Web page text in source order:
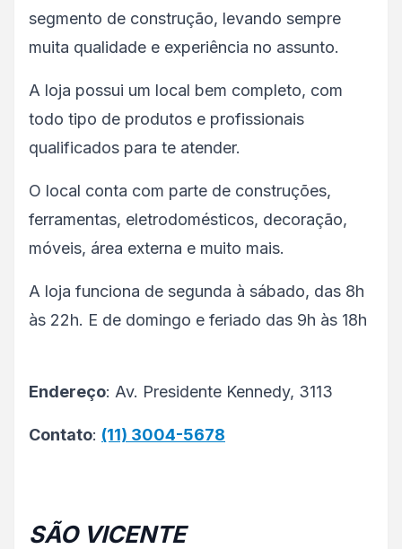
segmento de construção, levando sempre
muita qualidade e experiência no assunto.
A loja possui um local bem completo, com
todo tipo de produtos e profissionais
qualificados para te atender.
O local conta com parte de construções,
ferramentas, eletrodomésticos, decoração,
móveis, área externa e muito mais.
A loja funciona de segunda à sábado, das 8h
às 22h. E de domingo e feriado das 9h às 18h
Endereço: Av. Presidente Kennedy, 3113
Contato: (11) 3004-5678
SÃO VICENTE